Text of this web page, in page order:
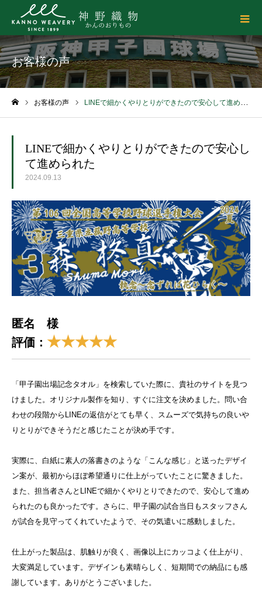
お客様の声
お客様の声 LINEで細かくやりとりができたので安心して進められた
LINEで細かくやりとりができたので安心し
て進められた
2024.09.13
匿名 様
評価： ★★★★★
「甲子園出場記念タオル」を検索していた際に、貴社のサイトを見つ
けました。オリジナル製作を知り、すぐに注文を決めました。問い合
わせの段階からLINEの返信がとても早く、スムーズで気持ちの良いや
りとりができそうだと感じたことが決め手です。
実際に、白紙に素人の落書きのような「こんな感じ」と送ったデザイ
ン案が、最初からほぼ希望通りに仕上がっていたことに驚きました。
また、担当者さんとLINEで細かくやりとりできたので、安心して進め
られたのも良かったです。さらに、甲子園の試合当日もスタッフさん
が試合を見守ってくれていたようで、その気遣いに感動しました。
仕上がった製品は、肌触りが良く、画像以上にカッコよく仕上がり、
大変満足しています。デザインも素晴らしく、短期間での納品にも感
謝しています。ありがとうございました。